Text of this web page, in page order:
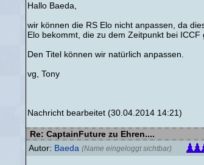
Hallo Baeda,
wir können die RS Elo nicht anpassen, da
Elo bekommt, die zu dem Zeitpunkt bei ICCF
Den Titel können wir natürlich anpassen.
vg, Tony
Nachricht bearbeitet (30.04.2014 14:21)
Re: CaptainFuture zu Ehren....
Autor: Baeda (Name eingeloggt sichtbar)